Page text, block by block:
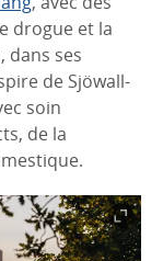
drogue et la
dans ses
de Sjöwall-
soin
de la